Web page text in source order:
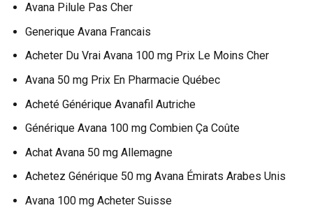
Avana Pilule Pas Cher
Generique Avana Francais
Acheter Du Vrai Avana 100 mg Prix Le Moins Cher
Avana 50 mg Prix En Pharmacie Québec
Acheté Générique Avanafil Autriche
Générique Avana 100 mg Combien Ça Coûte
Achat Avana 50 mg Allemagne
Achetez Générique 50 mg Avana Émirats Arabes Unis
Avana 100 mg Acheter Suisse